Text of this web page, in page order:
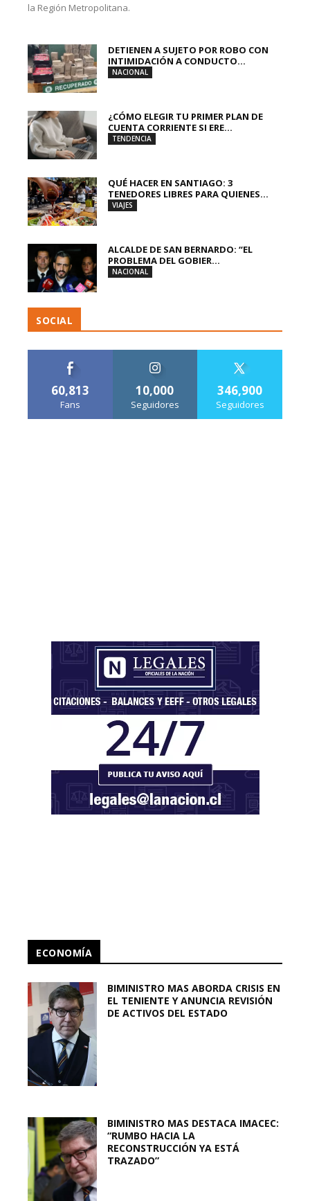
la Región Metropolitana.
DETIENEN A SUJETO POR ROBO CON
INTIMIDACIÓN A CONDUCTO...
NACIONAL
¿CÓMO ELEGIR TU PRIMER PLAN DE
CUENTA CORRIENTE SI ERE...
TENDENCIA
QUÉ HACER EN SANTIAGO: 3
TENEDORES LIBRES PARA QUIENES...
VIAJES
ALCALDE DE SAN BERNARDO: “EL
PROBLEMA DEL GOBIER...
NACIONAL
SOCIAL
60,813
Fans
10,000
Seguidores
346,900
Seguidores
ECONOMÍA
BIMINISTRO MAS ABORDA CRISIS EN
EL TENIENTE Y ANUNCIA REVISIÓN
DE ACTIVOS DEL ESTADO
BIMINISTRO MAS DESTACA IMACEC:
“RUMBO HACIA LA
RECONSTRUCCIÓN YA ESTÁ
TRAZADO”